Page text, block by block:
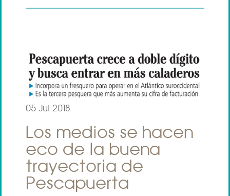
05 Jul 2018
Los medios se hacen
eco de la buena
trayectoria de
Pescapuerta